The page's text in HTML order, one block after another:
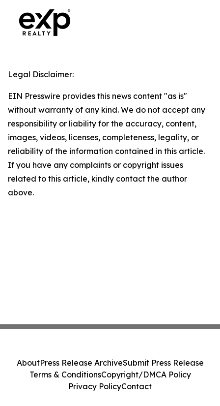
Legal Disclaimer:
EIN Presswire provides this news content "as is"
without warranty of any kind. We do not accept any
responsibility or liability for the accuracy, content,
images, videos, licenses, completeness, legality, or
reliability of the information contained in this article.
If you have any complaints or copyright issues
related to this article, kindly contact the author
above.
AboutPress Release ArchiveSubmit Press Release
Terms & ConditionsCopyright/DMCA Policy
Privacy PolicyContact